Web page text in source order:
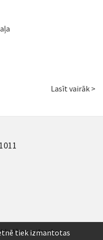
Lasīt vairāk >
ir jāsaskaņo.
tiek izmantotas